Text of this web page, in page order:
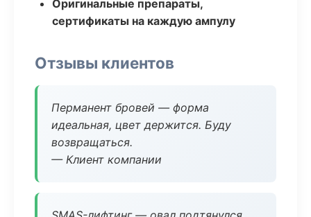
Оригинальные препараты,
сертификаты на каждую ампулу
Отзывы клиентов
Перманент бровей — форма
идеальная, цвет держится. Буду
возвращаться.
— Клиент компании